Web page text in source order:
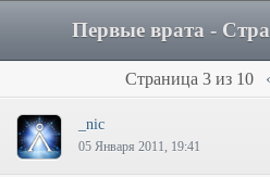
Первые врата -
Страница 3 из 10
_nic
05 Января 2011, 19:41